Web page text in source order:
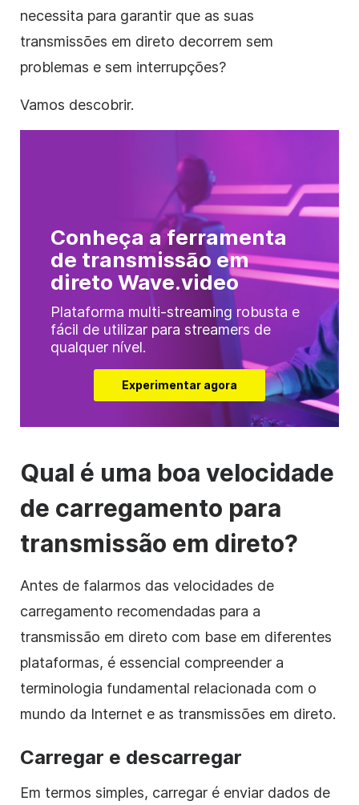
necessita para garantir que as suas
transmissões em direto decorrem sem
problemas e sem interrupções?
Vamos descobrir.
Conheça a ferramenta
de transmissão em
direto Wave.video
Plataforma multi-streaming robusta e
fácil de utilizar para streamers de
qualquer nível.
Experimentar agora
Qual é uma boa velocidade
de carregamento para
transmissão em direto?
Antes de falarmos das velocidades de
carregamento recomendadas para a
transmissão em direto com base em diferentes
plataformas, é essencial compreender a
terminologia fundamental relacionada com o
mundo da Internet e as transmissões em direto.
Carregar e descarregar
Em termos simples, carregar é enviar dados de